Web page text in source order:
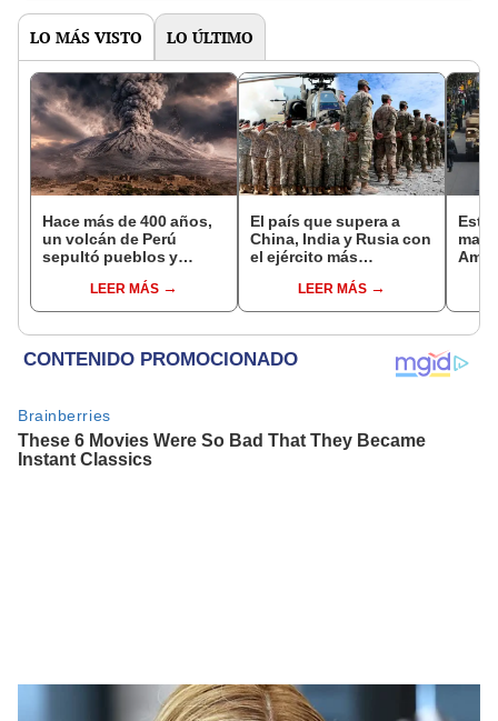
LO MÁS VISTO LO ÚLTIMO
Hace más de 400 años,
un volcán de Perú
sepultó pueblos y
veranos más fríos de la
historia: sigue bajo
LEER MÁS
El país que supera a
China, India y Rusia con
el ejército más
2024, según Global
FirePower
LEER MÁS
Este